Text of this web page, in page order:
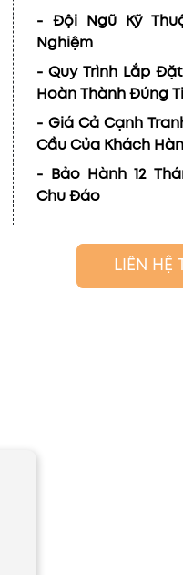
- Đội Ngũ Kỹ
Nghiệm
- Quy Trình Lắp
Hoàn Thành Đúng
- Giá Cả Cạnh
Cầu Của Khách
- Bảo Hành 12
Chu Đáo
LIÊN HỆ